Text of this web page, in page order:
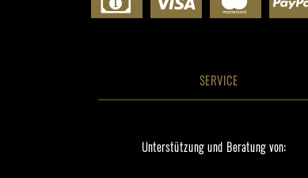
SERVICE
Unterstützung und Beratung von: